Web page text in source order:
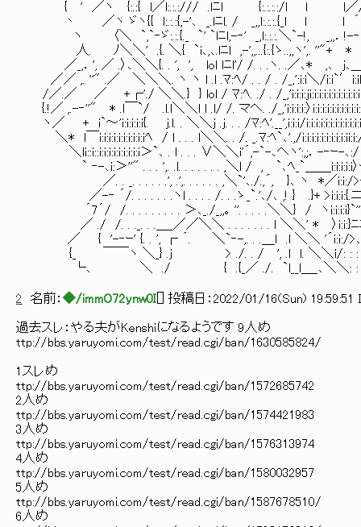
{ ' ／ヽ {:.:{ l／l:.:.:/// .lﾆl {:.:.:.:/l l l／/
丶 ／ヽ ゞヽ{{ l:.:.:{,-'､ _.lﾆl. / _,,l:.:.:.{_l l l ´
ヽ 〈＼ `,`‐ゞ:.:.{._ `' `lﾆl,-‐' _,l:.:.:.＼`-!, _,,．!-‐
人. ﾉ＼＼' .{. ＼{ `i､,､.lﾆl ,-',,...{:.{ゝ..,,ヽ',. ''"+ *
／_,．', ／ .〉､＼＼{. . ', ', lol lﾆl'/ /. . .ヽ. .／､* ,､ j､＿
／／ ,. ''" .／ ＼＼＼. ヽ ヽ l .l .ﾏ:ﾍ/ . . / . /_,':i:i＼/i:i`′i:il
/／.／ ／ +┌'./ ＼＼.} } lol / ﾏ:ﾍ. ./ . /
{.!／ ,.-‐''" * .l￣`/ .l.l＼＼l l .l/ /. マヘ. ./_,'i:i:i:i:〉
ヽ／ + i`～'i:i:i:i:i{. j.l. . ＼＼j .j. . . /ﾏ:ﾍ'.__',i:i:i/
＼* l￣i:i:i:i:i:i:i:i:i:iﾍ / l . . . l＼＼. . /. _.ﾏ:ﾍ`､'.,/
＼li::i::i:i:i:i:i:i:i:i:i＞`､ . l . . . ∨＼＼i'´,-`-､ヘヽ':,;．-‐ｰ-､:/
` ‐-､i:＞''" . . . ',. .l. . . . . . . ,＼l / , `､ﾍ_`＿＿i:i:i:i:i〉
／. . _. . . . . .', .',. . . . . . ,＼`'､./.,´, }､ ヽ *／i:i:/
／-‐ ´/. . . . . . .ヽl . . . . /. . .ゝ_`.'､/､ ,! } .}+ >i:i:i:{.ニ
´7´/ /. . . . . . . . . ＞､_./_,,｡ ''. . . . .＼＼} / ヽi:i:i:i}`''
／ ./ /. . ._. . .＿_／／＼＼ . . . . . . . l ＼＼' * 〉i:i:}ﾆ
／ { '-‐ｰ' {. . ', ┌ ´. ＼`‐-,. . .＿l .l ＼＼ '´i:i:/>､ﾆ
{_ ￣￣ヽ ＼_} .j > ./. . / ', .l l. ＼＼i/: : :
└､ ＼ ./ { .{_／ ./. `l__l＿_､＼＼: : :
2 名前： ◆/immO72ynw0I ] 投稿日： 2022/01/16(Sun) 19:59:51
過去スレ：やる夫がKenshiになるようです 9人め
ttp://bbs.yaruyomi.com/test/read.cgi/ban/1630585824/
1スレめ
ttp://bbs.yaruyomi.com/test/read.cgi/ban/1572685742
2人め
ttp://bbs.yaruyomi.com/test/read.cgi/ban/1574421983
3人め
ttp://bbs.yaruyomi.com/test/read.cgi/ban/1576313974
4人め
ttp://bbs.yaruyomi.com/test/read.cgi/ban/1580032957
5人め
ttp://bbs.yaruyomi.com/test/read.cgi/ban/1587678510/
6人め